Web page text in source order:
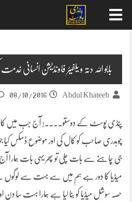
بابو اللہ دتہ و یلفیئر فاونڈیشن انسانی
Abdul Khateeb
08/10/2016
پنڈی پوسٹ کے دوستو۔۔۔۔! آج جب میں کالم
چوہدری صاحب کو کال کی اور موضوع ڈسکس
جی چاہنے سے بات چلی تو پھر یہی بات ہمارا
میڈیا کا دور ہے ہم میں سے بہت سے لوگوں
حصہ سوشل میڈیا کو بنا لیا ہے ہمارا بہت سا